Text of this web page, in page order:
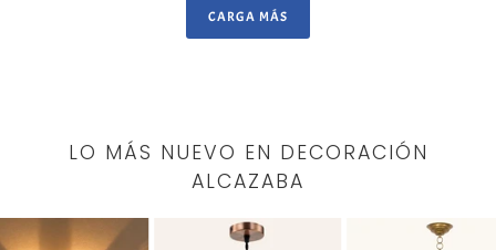
CARGA MÁS
LO MÁS NUEVO EN DECORACIÓN
ALCAZABA